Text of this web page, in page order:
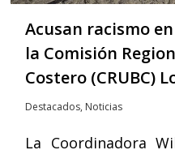
Acusan racismo
la Comisión
Costero (CRUBC)
Destacados, Noticias
La Coordinadora